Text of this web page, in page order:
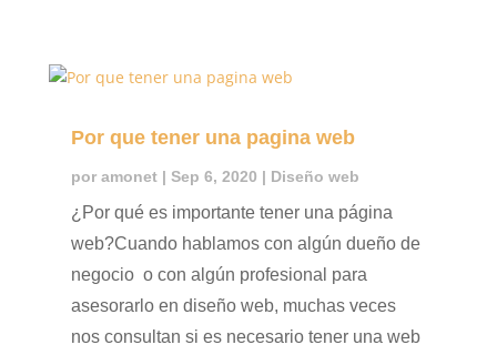
Por que tener una pagina web
por amonet| Sep 6, 2020 | Diseño web
¿Por qué es importante tener una página
web?Cuando hablamos con algún dueño de
negocio o con algún profesional para
asesorarlo en diseño web, muchas veces
nos consultan si es necesario tener una web